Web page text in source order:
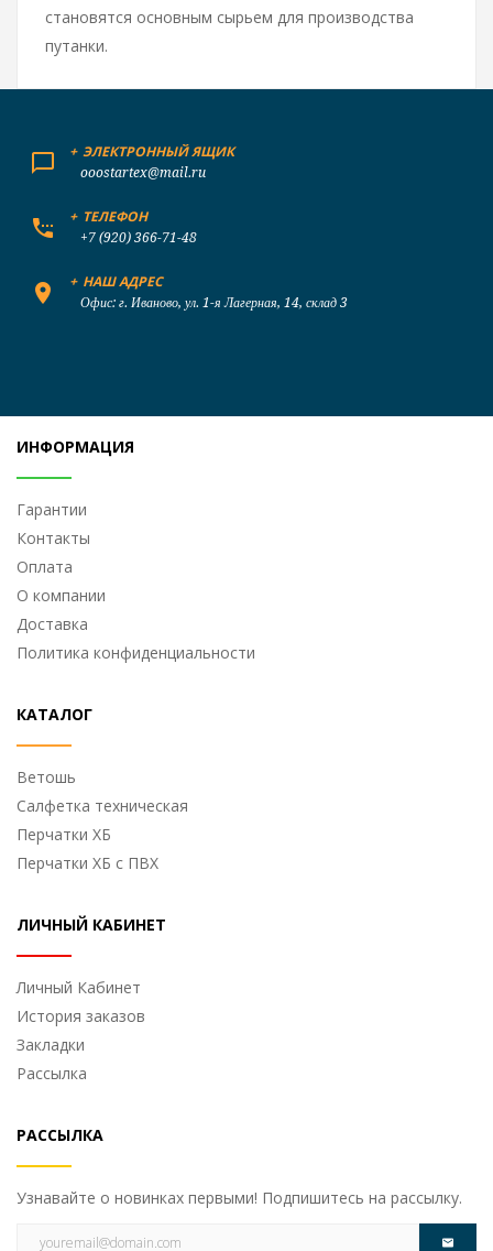
становятся основным сырьем для производства
путанки.
+ ЭЛЕКТРОННЫЙ ЯЩИК
ooostartex@mail.ru
+ ТЕЛЕФОН
+7 (920) 366-71-48
+ НАШ АДРЕС
Офис: г. Иваново, ул. 1-я Лагерная, 14, склад 3
ИНФОРМАЦИЯ
Гарантии
Контакты
Оплата
О компании
Доставка
Политика конфиденциальности
КАТАЛОГ
Ветошь
Cалфетка техническая
Перчатки ХБ
Перчатки ХБ с ПВХ
ЛИЧНЫЙ КАБИНЕТ
Личный Кабинет
История заказов
Закладки
Рассылка
РАССЫЛКА
Узнавайте о новинках первыми! Подпишитесь на рассылку.